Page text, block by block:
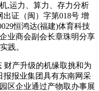
,运力、算力、存力分析
证（闽）字第018号 增
恒鸿达(福建)体育科技
业商会副会长章珠明分享
践。
产升级的机缘取挑和为
报报业集团具有东南网采
区企业通过产物取办事展